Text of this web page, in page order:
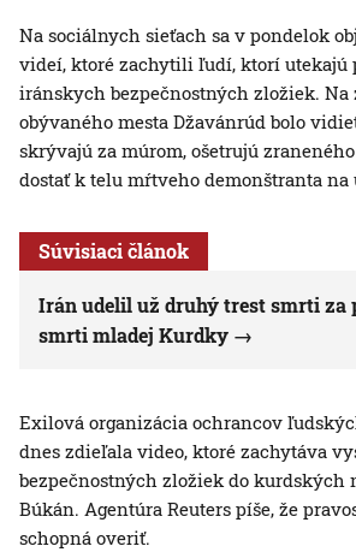
Na sociálnych sieťach sa v pondelok
videí, ktoré zachytili ľudí, ktorí utekajú
iránskych bezpečnostných zložiek. Na
obývaného mesta Džavánrúd bolo
skrývajú za múrom, ošetrujú
dostať k telu mŕtveho demonštranta na
Súvisiaci článok
Irán udelil už druhý trest smrti za
smrti mladej Kurdky
Exilová organizácia ochrancov
dnes zdieľala video, ktoré zachytáva
bezpečnostných zložiek do kurdských
Búkán. Agentúra Reuters píše, že
schopná overiť.